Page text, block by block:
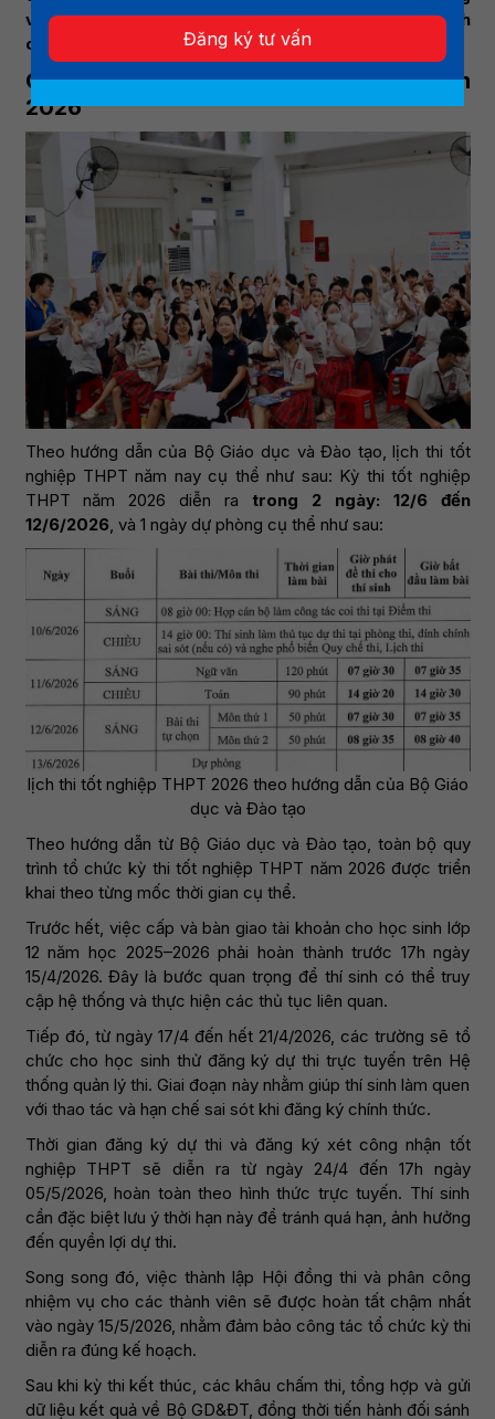
và quy định liên quan là yếu tố then chốt giúp thí sinh
chủ động trong giai đoạn “nước rút”.
Chi tiết lịch thi tốt nghiệp THPT năm
2026
Theo hướng dẫn của Bộ Giáo dục và Đào tạo, lịch thi tốt
nghiệp THPT năm nay cụ thể như sau: Kỳ thi tốt nghiệp
THPT năm 2026 diễn ra trong 2 ngày: 12/6 đến
12/6/2026 , và 1 ngày dự phòng cụ thể như sau:
lịch thi tốt nghiệp THPT 2026 theo hướng dẫn của Bộ Giáo
dục và Đào tạo
Theo hướng dẫn từ Bộ Giáo dục và Đào tạo, toàn bộ quy
trình tổ chức kỳ thi tốt nghiệp THPT năm 2026 được triển
khai theo từng mốc thời gian cụ thể.
Trước hết, việc cấp và bàn giao tài khoản cho học sinh lớp
12 năm học 2025–2026 phải hoàn thành trước 17h ngày
15/4/2026. Đây là bước quan trọng để thí sinh có thể truy
cập hệ thống và thực hiện các thủ tục liên quan.
Tiếp đó, từ ngày 17/4 đến hết 21/4/2026, các trường sẽ tổ
chức cho học sinh thử đăng ký dự thi trực tuyến trên Hệ
thống quản lý thi. Giai đoạn này nhằm giúp thí sinh làm quen
với thao tác và hạn chế sai sót khi đăng ký chính thức.
Thời gian đăng ký dự thi và đăng ký xét công nhận tốt
nghiệp THPT sẽ diễn ra từ ngày 24/4 đến 17h ngày
05/5/2026, hoàn toàn theo hình thức trực tuyến. Thí sinh
cần đặc biệt lưu ý thời hạn này để tránh quá hạn, ảnh hưởng
đến quyền lợi dự thi.
Song song đó, việc thành lập Hội đồng thi và phân công
nhiệm vụ cho các thành viên sẽ được hoàn tất chậm nhất
vào ngày 15/5/2026, nhằm đảm bảo công tác tổ chức kỳ thi
diễn ra đúng kế hoạch.
Sau khi kỳ thi kết thúc, các khâu chấm thi, tổng hợp và gửi
dữ liệu kết quả về Bộ GD&ĐT, đồng thời tiến hành đối sánh
Đăng ký tư vấn